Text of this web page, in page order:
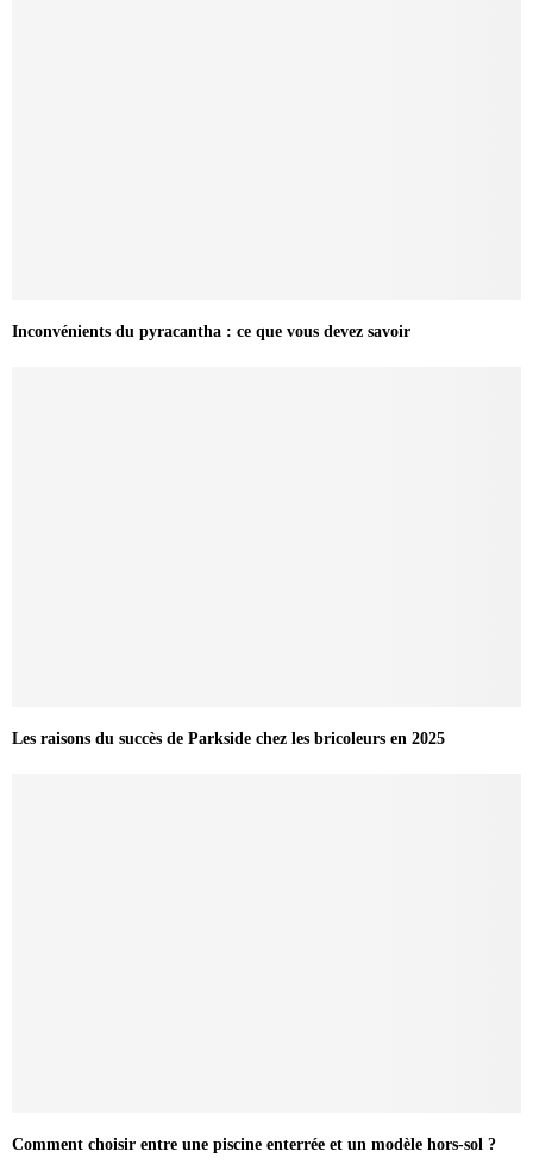
Inconvénients du pyracantha : ce que vous devez savoir
Les raisons du succès de Parkside chez les bricoleurs en 2025
Comment choisir entre une piscine enterrée et un modèle hors-sol ?